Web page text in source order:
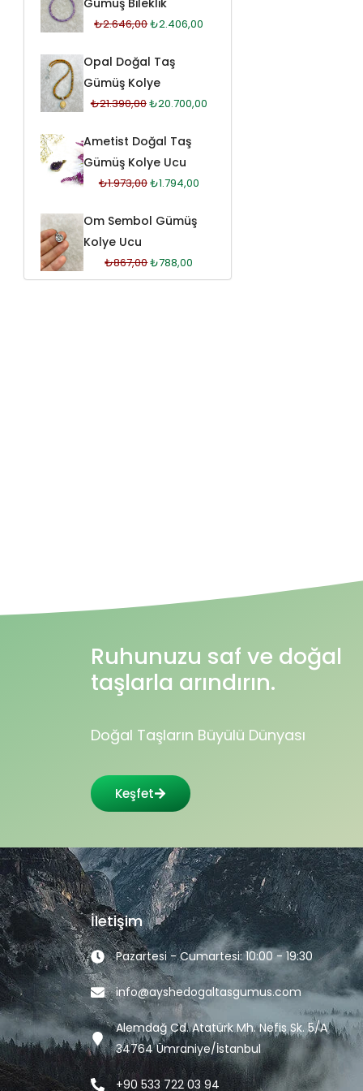
Gümüş Bileklik
₺2.646,00₺2.406,00
Opal Doğal Taş
Gümüş Kolye
₺21.390,00₺20.700,00
Ametist Doğal Taş
Gümüş Kolye Ucu
₺1.973,00₺1.794,00
Om Sembol Gümüş
Kolye Ucu
₺867,00₺788,00
Ruhunuzu saf ve doğal
taşlarla arındırın.
Doğal Taşların Büyülü Dünyası
Keşfet
İletişim
Pazartesi - Cumartesi: 10:00 - 19:30
info@ayshedogaltasgumus.com
Alemdağ Cd. Atatürk Mh. Nefis Sk. 5/A
34764 Ümraniye/İstanbul
+90 533 722 03 94